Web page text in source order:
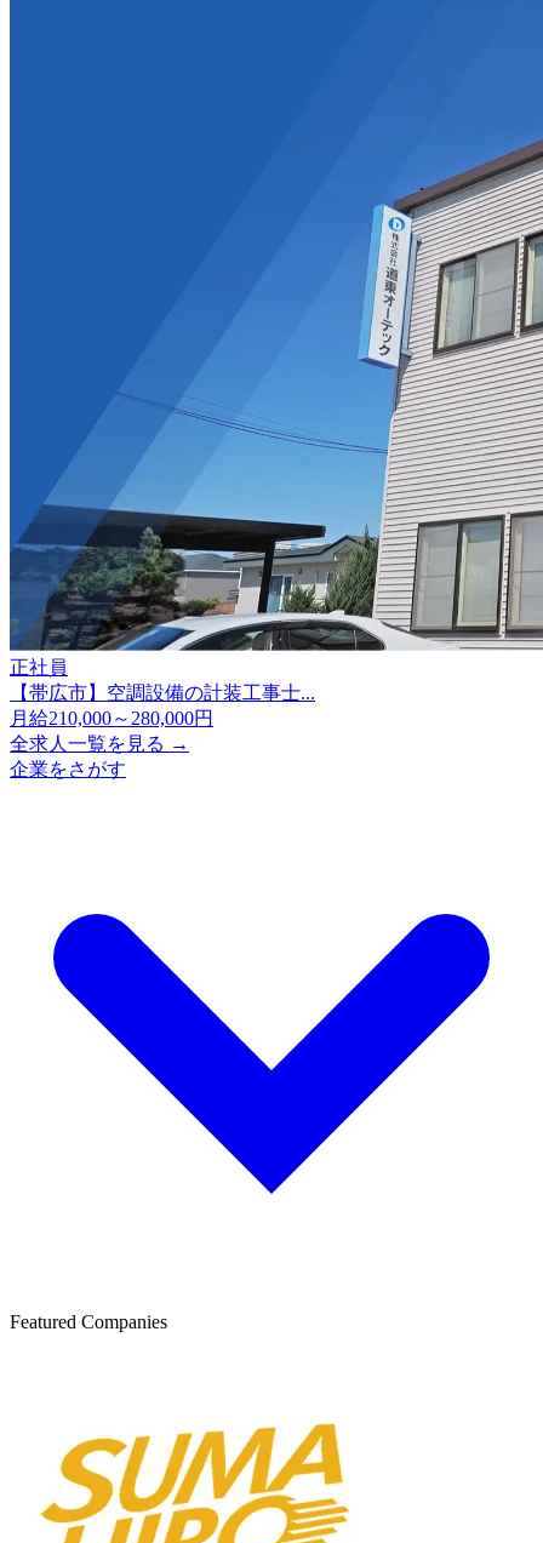
正社員
【帯広市】空調設備の計装工事士...
月給210,000～280,000円
全求人一覧を見る →
企業をさがす
Featured Companies